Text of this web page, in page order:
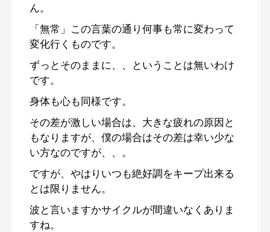
ん。
「無常」この言葉の通り何事も常に変わって
変化行くものです。
ずっとそのままに、、ということは無いわけ
です。
身体も心も同様です。
その差が激しい場合は、大きな疲れの原因と
もなりますが、僕の場合はその差は幸い少な
い方なのですが、、。
ですが、やはりいつも絶好調をキープ出来る
とは限りません。
波と言いますかサイクルが間違いなくありま
すね。